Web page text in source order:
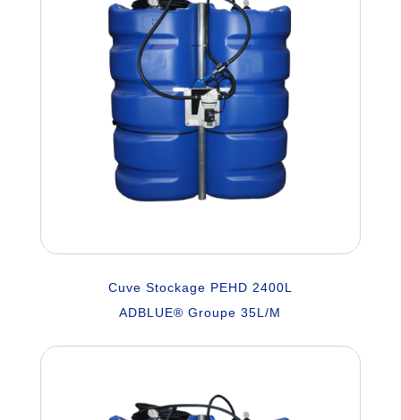
Cuve Stockage PEHD 2400L
ADBLUE® Groupe 35L/M